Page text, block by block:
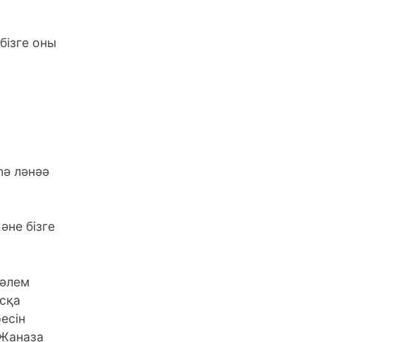
оны
ләнәә
бізге